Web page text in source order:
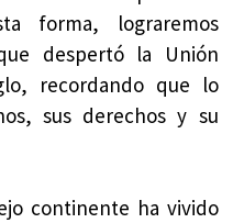
forma, lograremos
despertó la Unión
recordando que lo
sus derechos y su
continente ha vivido